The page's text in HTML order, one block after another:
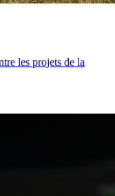
les projets de la